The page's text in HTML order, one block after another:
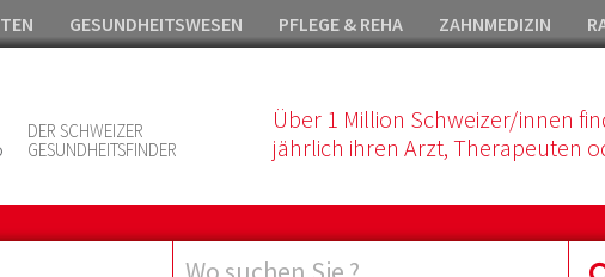
GESUNDHEITSWESEN PFLEGE & REHA ZAHNMEDIZIN
DER SCHWEIZER
GESUNDHEITSFINDER
Über 1 Million Schweizer/innen
jährlich ihren Arzt, Therapeuten